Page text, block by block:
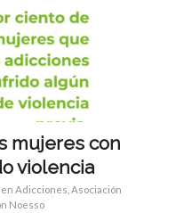
mujeres con
violencia
en Adicciones Asociación
Noesso